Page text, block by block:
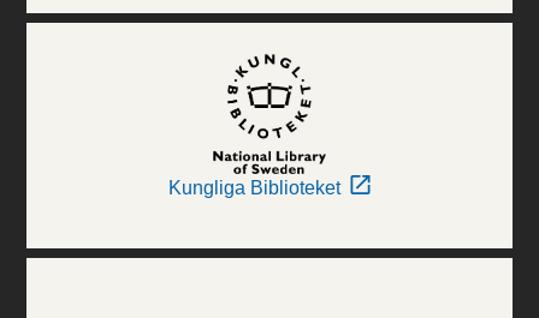
Kungliga Biblioteket